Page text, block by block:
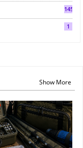
145
1
Show More